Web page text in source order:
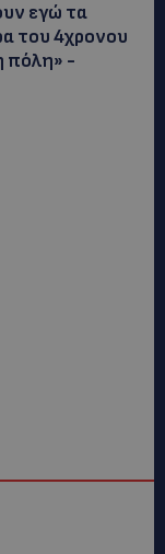
εγώ τα
του 4χρονου
πόλη» -